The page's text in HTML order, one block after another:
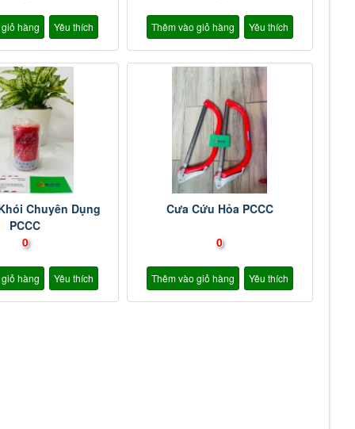
hàng Yêu thích Thêm vào giỏ hàng Yêu thích
Chuyên Dụng
PCCC
0
hàng Yêu thích
Cưa Cứu Hỏa PCCC
0
Thêm vào giỏ hàng Yêu thích